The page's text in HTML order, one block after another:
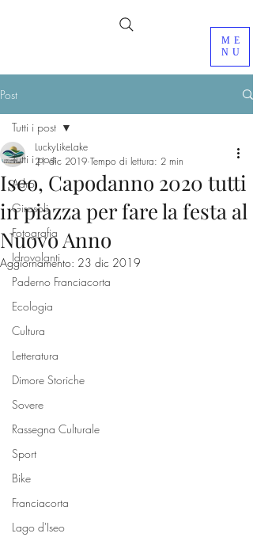
ME
NU
Post
Tutti i post
Adro
Girasoli
Fotografia
Idrovolanti
Paderno Franciacorta
Ecologia
Cultura
Letteratura
Dimore Storiche
Sovere
Rassegna Culturale
Sport
Bike
Franciacorta
Lago d'Iseo
Tutti i post
Iseo, Capodanno 2020 tutti
in piazza per fare la festa al
Nuovo Anno
LuckyLikeLake
21 dic 2019 Tempo di lettura: 2 min
Aggiornamento: 23 dic 2019